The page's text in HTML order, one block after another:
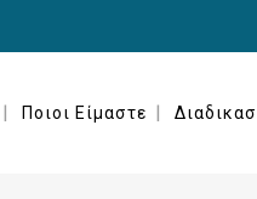
Ποιοι Είμαστε